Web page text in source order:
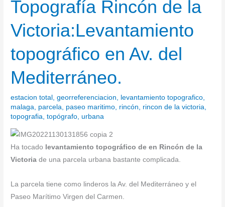
Topografía Rincón de la
Victoria:Levantamiento
topográfico en Av. del
Mediterráneo.
estacion total ,georreferenciacion, levantamiento topografico,
malaga, parcela, paseo maritimo, rincón, rincon de la victoria,
topografia,topógrafo,urbana
Ha tocado levantamiento topográfico de en Rincón de la
Victoriade una parcela urbana bastante complicada.
La parcela tiene como linderos la Av. del Mediterráneo y el
Paseo Marítimo Virgen del Carmen.
Rincón
de
la
Victoria:Levantamiento
topográfico
en
del
Mediterráneo.